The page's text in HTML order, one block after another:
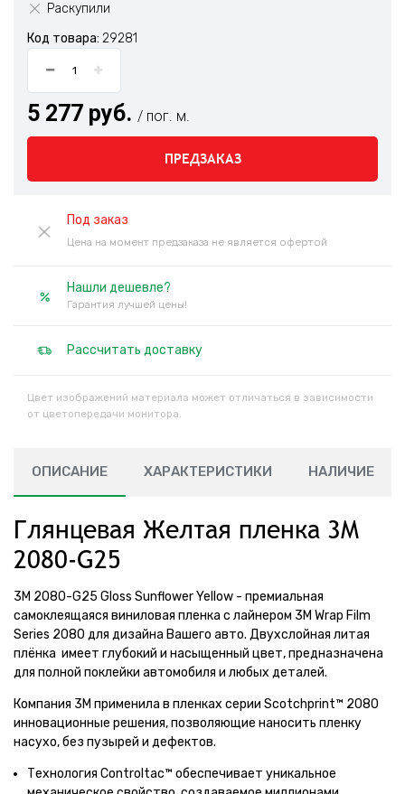
Раскупили
Код товара: 29281
5 277 руб. / пог. м.
ПРЕДЗАКАЗ
Под заказ
Цена на момент предзаказа не является офертой
Нашли дешевле?
Гарантия лучшей цены!
Рассчитать доставку
Цвет изображений материала может отличаться в зависимости
от цветопередачи монитора.
ОПИСАНИЕ ХАРАКТЕРИСТИКИ НАЛИЧИЕ
Глянцевая Желтая пленка 3M
2080-G25
3M 2080-G25 Gloss Sunflower Yellow - премиальная
самоклеящаяся виниловая пленка с лайнером 3M Wrap Film
Series 2080 для дизайна Вашего авто. Двухслойная литая
плёнка имеет глубокий и насыщенный цвет, предназначена
для полной поклейки автомобиля и любых деталей.
Компания 3М применила в пленках серии Scotchprint™ 2080
инновационные решения, позволяющие наносить пленку
насухо, без пузырей и дефектов.
Технология Controltac™ обеспечивает уникальное